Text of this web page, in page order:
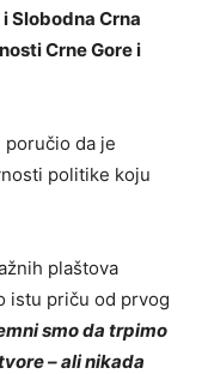
Slobodna Crna
Crne Gore i
poručio da je
politike koju
plaštova
istu priču od prvog
smo da trpimo
– ali nikada